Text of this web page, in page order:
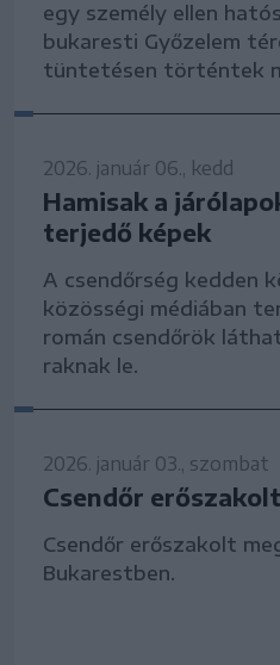
egy személy ellen
bukaresti Győzelem
tüntetésen történtek
2026. január 06., kedd
Hamisak a
terjedő képek
A csendőrség kedden
közösségi médiában
román csendőrök
raknak le.
2026. január 03., szombat
Csendőr
Csendőr erőszakolt
Bukarestben.